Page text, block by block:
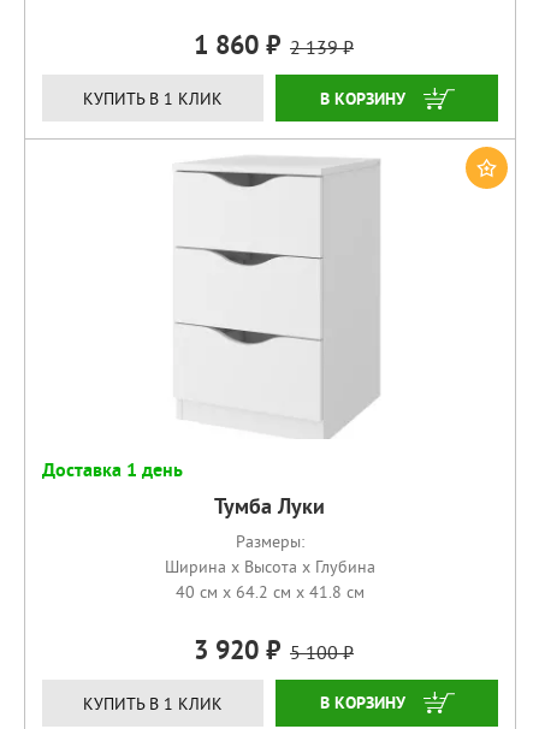
1 860 2 139
КУПИТЬ В 1 КЛИК КУПИТЬ
Доставка 1 день
Тумба Луки
Размеры:
Ширина x Высота x Глубина
40 см x 64.2 см x 41.8 см
3 920 5 100
КУПИТЬ В 1 КЛИК КУПИТЬ